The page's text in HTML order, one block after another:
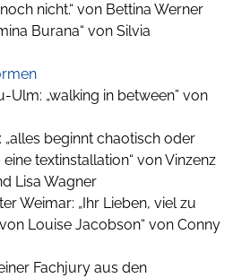
nicht.“ von Bettina Werner
Burana“ von Silvia
Ulm: „walking in between” von
beginnt chaotisch oder
textinstallation“ von Vinzenz
Lisa Wagner
Weimar: „Ihr Lieben, viel zu
Louise Jacobson“ von Conny
Fachjury aus den